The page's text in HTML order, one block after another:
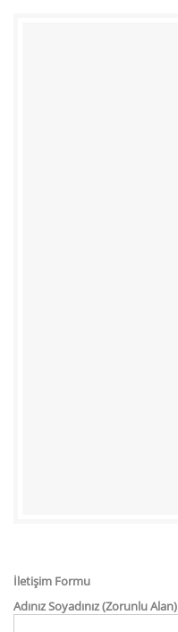
İletişim Formu
Adınız Soyadınız (Zorunlu Alan)